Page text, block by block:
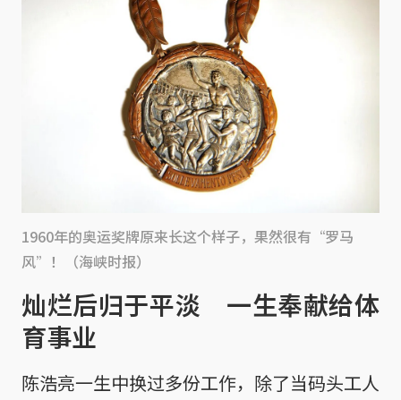
1960年的奥运奖牌原来长这个样子，果然很有“罗马
风”！（海峡时报）
灿烂后归于平淡 一生奉献给体
育事业
陈浩亮一生中换过多份工作，除了当码头工人